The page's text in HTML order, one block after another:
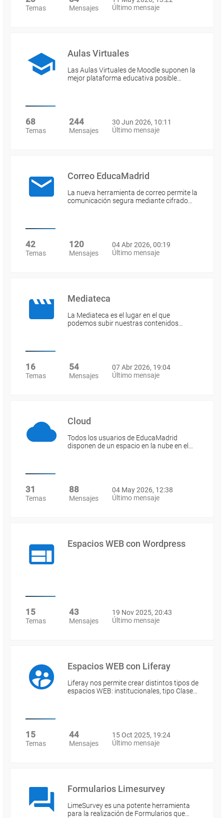
Temas Mensajes
Último mensaje
Aulas Virtuales
Las Aulas Virtuales de Moodle suponen la
mejor plataforma educativa posible…
68
Temas
244
Mensajes
30 Jun 2026, 10:11
Último mensaje
Correo EducaMadrid
La nueva herramienta de correo permite la
comunicación segura mediante cifrado…
42
Temas
120
Mensajes
04 Abr 2026, 00:19
Último mensaje
Mediateca
La Mediateca es el lugar en el que
podemos subir nuestras contenidos…
16
Temas
54
Mensajes
07 Abr 2026, 19:04
Último mensaje
Cloud
Todos los usuarios de EducaMadrid
disponen de un espacio en la nube en el…
31
Temas
88
Mensajes
04 May 2026, 12:38
Último mensaje
Espacios WEB con Wordpress
15
Temas
43
Mensajes
19 Nov 2025, 20:43
Último mensaje
Espacios WEB con Liferay
Liferay nos permite crear distintos tipos de
espacios WEB: institucionales, tipo Clase…
15
Temas
44
Mensajes
15 Oct 2025, 19:24
Último mensaje
Formularios Limesurvey
LimeSurvey es una potente herramienta
para la realización de Formularios que…